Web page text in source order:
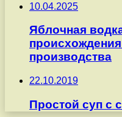
10.04.2025
Яблочная
производства
22.10.2019
Простой суп с